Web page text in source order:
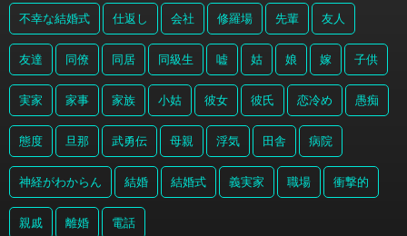
不幸な結婚式 仕返し 会社 修羅場 先輩 友人
友達 同僚 同居 同級生 嘘 姑 娘 嫁 子供
実家 家事 家族 小姑 彼女 彼氏 恋冷め 愚痴
態度 旦那 武勇伝 母親 浮気 田舎 病院
神経がわからん 結婚 結婚式 義実家 職場 衝撃的
親戚 離婚 電話